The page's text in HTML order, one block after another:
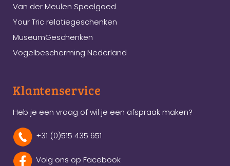
Van der Meulen Speelgoed
Your Tric relatiegeschenken
MuseumGeschenken
Vogelbescherming Nederland
Klantenservice
Heb je een vraag of wil je een afspraak maken?
+31 (0)515 435 651
Volg ons op Facebook